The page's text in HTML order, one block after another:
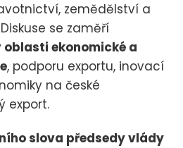
zemědělství a
se zaměří
ekonomické a
, podporu exportu, inovací
na české
export.
slova předsedy vlády